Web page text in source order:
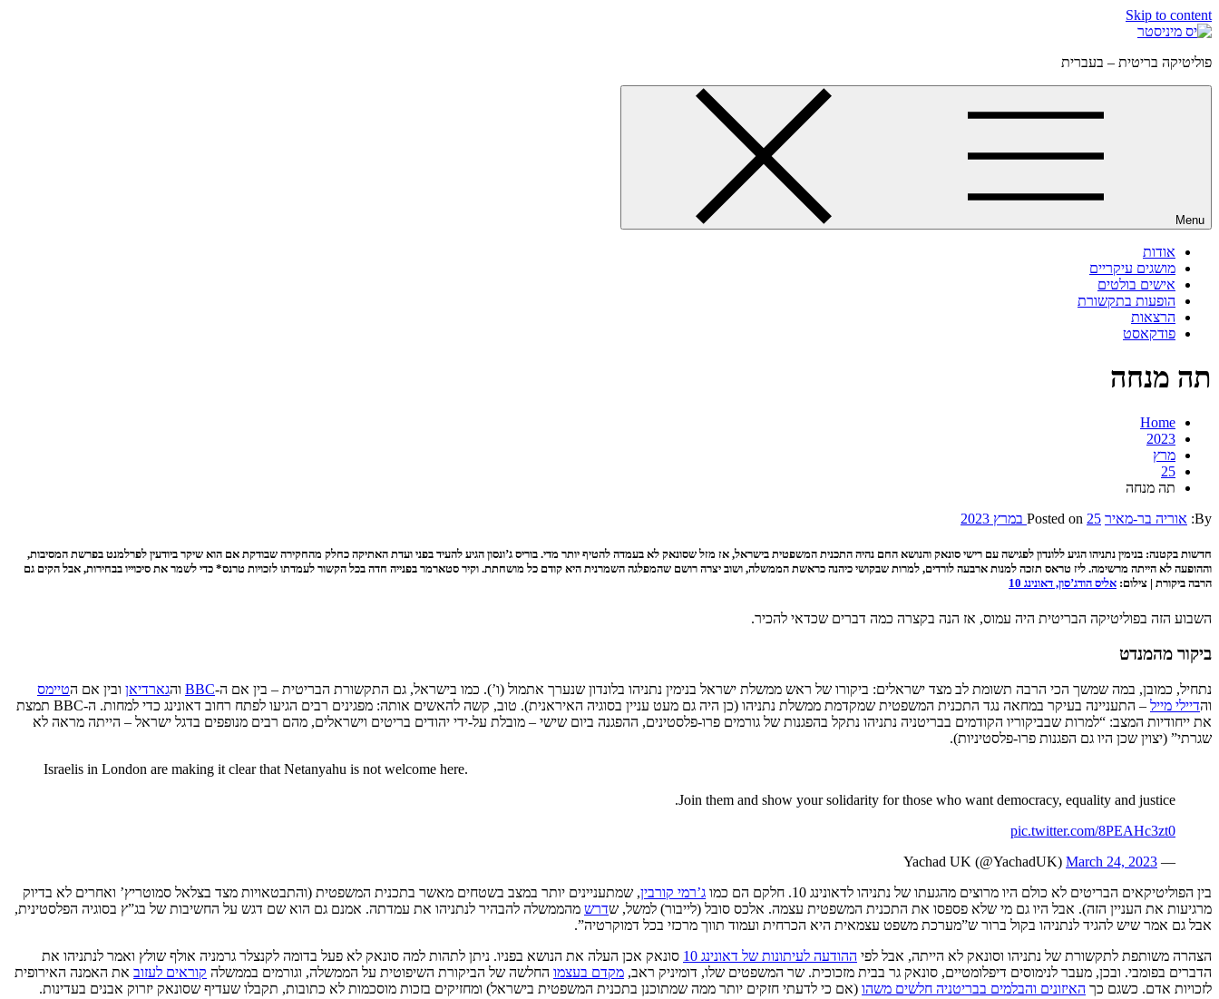
Skip to content
פוליטיקה בריטית – בעברית
Menu
אודות
מושגים עיקריים
אישים בולטים
הופעות בתקשורת
הרצאות
פודקאסט
תה מנחה
Home
2023
מרץ
25
תה מנחה
By: אוריה בר-מאיר Posted on 25 במרץ 2023
חדשות בקטנה: בנימין נתניהו הגיע ללונדון לפגישה עם רישי סונאק והנושא החם נהיה התכנית המשפטית בישראל, אז מזל שסונאק לא בעמדה להטיף יותר מדי. בוריס ג’ונסון הגיע להעיד בפני ועדת האתיקה כחלק מהחקירה שבודקת אם הוא שיקר ביודעין לפרלמנט בפרשת המסיבות,
וההופעה לא הייתה מרשימה. ליז טראס תזכה למנות ארבעה לורדים, למרות שבקושי כיהנה כראשת הממשלה, ושוב יצרה רושם שהמפלגה השמרנית היא קודם כל מושחתת. וקיר סטארמר בפנייה חדה בכל הקשור לעמדתו לזכויות טרנס* כדי לשמר את סיכוייו בבחירות, אבל הקים גם
הרבה ביקורת | צילום: אליס הודג’סון, דאונינג 10
השבוע הזה בפוליטיקה הבריטית היה עמוס, אז הנה בקצרה כמה דברים שכדאי להכיר.
ביקור מהמנדט
נתחיל, כמובן, במה שמשך הכי הרבה תשומת לב מצד ישראלים: ביקורו של ראש ממשלת ישראל בנימין נתניהו בלונדון שנערך אתמול (ו’). כמו בישראל, גם התקשורת הבריטית – בין אם ה-BBC והגארדיאן ובין אם הטיימס
והדיילי מייל
– התעניינה בעיקר במחאה נגד התכנית המשפטית שמקדמת ממשלת נתניהו (כן היה גם מעט עניין בסוגיה האיראנית). טוב, קשה להאשים אותה: מפגינים רבים הגיעו לפתח רחוב דאונינג כדי למחות. ה-BBC תמצת
את ייחודיות המצב: “למרות שבביקוריו הקודמים בבריטניה נתניהו נתקל בהפגנות של גורמים פרו-פלסטינים, ההפגנה ביום שישי – מובלת על-ידי יהודים בריטים וישראלים, מהם רבים מנופפים בדגל ישראל – הייתה מראה לא
שגרתי” (יצוין שכן היו גם הפגנות פרו-פלסטיניות).
Israelis in London are making it clear that Netanyahu is not welcome here.
Join them and show your solidarity for those who want democracy, equality and justice.
pic.twitter.com/8PEAHc3zt0
— Yachad UK (@YachadUK)
March 24, 2023
בין הפוליטיקאים הבריטים לא כולם היו מרוצים מהגעתו של נתניהו לדאונינג 10. חלקם הם כמו
ג’רמי קורבין, שמתעניינים יותר במצב בשטחים מאשר בתכנית המשפטית (והתבטאויות מצד בצלאל סמוטריץ’ ואחרים לא בדיוק
מרגיעות את העניין הזה). אבל היו גם מי שלא פספסו את התכנית המשפטית עצמה. אלכס סובל (לייבור) למשל, שדרש מהממשלה להבהיר לנתניהו את עמדתה. אמנם גם הוא שם דגש על החשיבות של בג”ץ בסוגיה הפלסטינית,
אבל גם אמר שיש להגיד לנתניהו בקול ברור ש”מערכת משפט עצמאית היא הכרחית ועמוד תווך מרכזי בכל דמוקרטיה”.
הצהרה משותפת לתקשורת של נתניהו וסונאק לא הייתה, אבל לפי ההודעה לעיתונות של דאונינג 10
סונאק אכן העלה את הנושא בפניו. ניתן לתהות למה סונאק לא פעל בדומה לקנצלר גרמניה אולף שולץ ואמר לנתניהו את
הדברים בפומבי. ובכן, מעבר לנימוסים דיפלומטיים, סונאק גר בבית מזכוכית. שר המשפטים שלו, דומיניק ראב, מקדם בעצמו החלשה של הביקורת השיפוטית על הממשלה, וגורמים בממשלה קוראים לעזוב את האמנה האירופית
לזכויות אדם. כשגם כך האיזונים והבלמים בבריטניה חלשים משהו (אם כי לדעתי חזקים יותר ממה שמתוכנן בתכנית המשפטית בישראל) ומחזיקים בזכות מוסכמות לא כתובות, תקבלו שעדיף שסונאק יזרוק אבנים בעדינות.